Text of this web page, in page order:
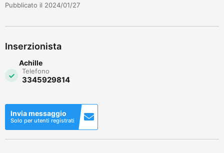
Pubblicato il 2024/01/27
Inserzionista
Achille
Telefono
3345929814
Invia messaggio
Solo per utenti registrati